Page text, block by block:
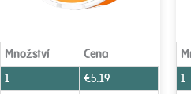
Množství
Cena
1
€5.19
1